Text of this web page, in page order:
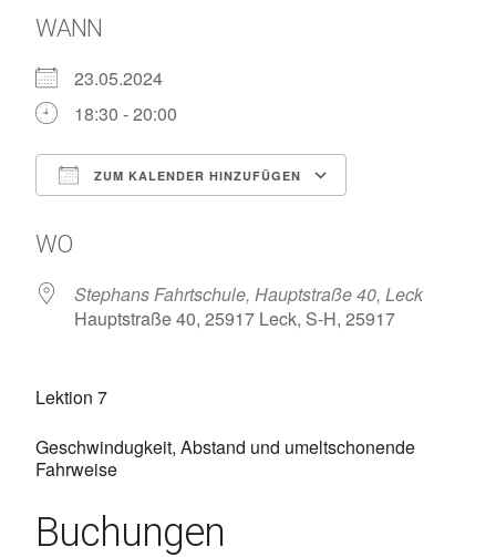
WANN
23.05.2024
18:30 - 20:00
ZUM KALENDER HINZUFÜGEN
WO
Stephans Fahrtschule, Hauptstraße 40, Leck
Hauptstraße 40, 25917 Leck, S-H, 25917
Lektion 7
Geschwindugkeit, Abstand und umeltschonende
Fahrweise
Buchungen